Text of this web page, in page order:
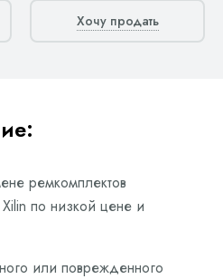
Хочу продать
ремкомплектов
по низкой цене и
или поврежденного